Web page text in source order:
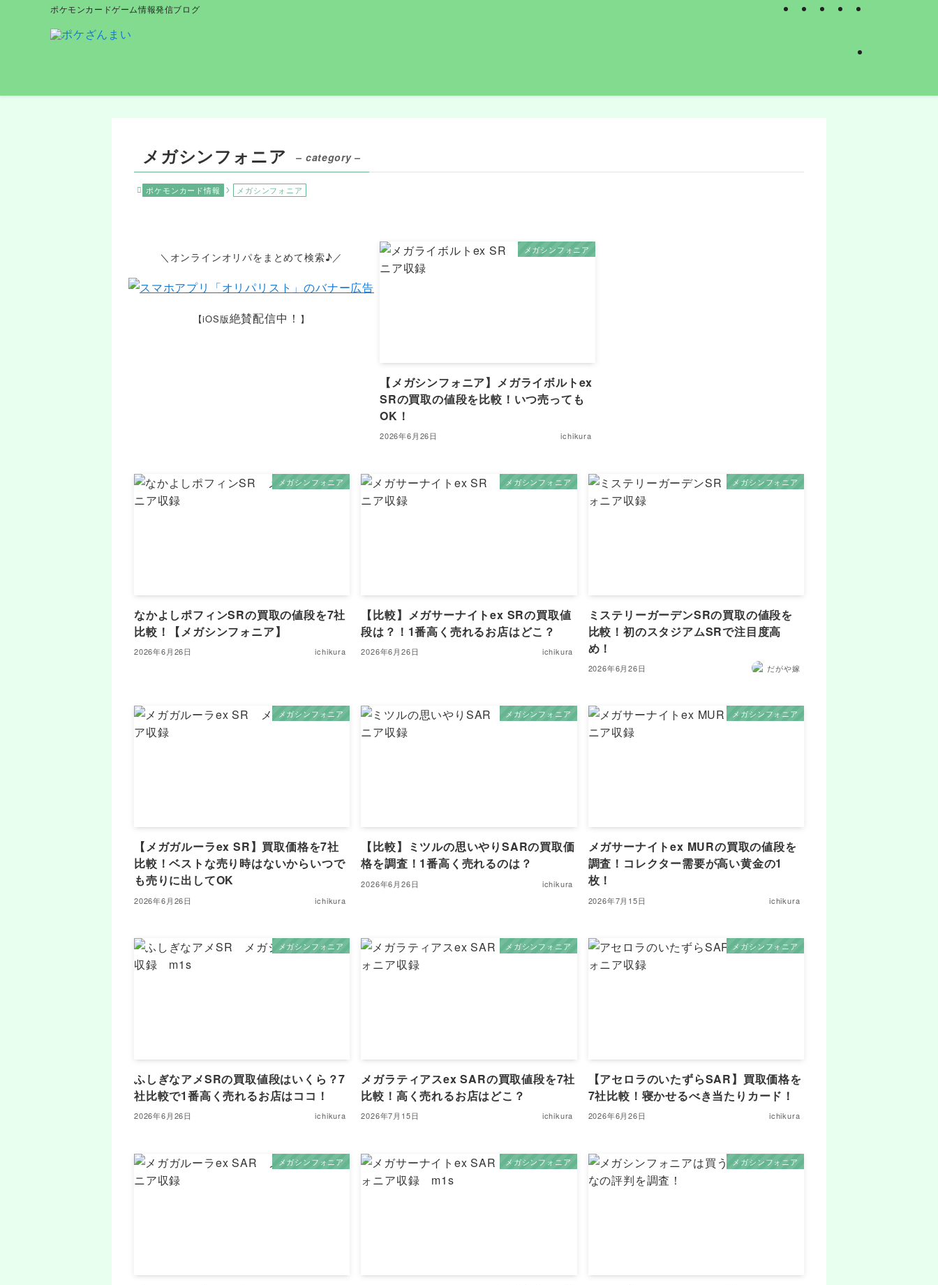
ポケモンカードゲーム情報発信ブログ
メガシンフォニア – category –
ポケモンカード情報 メガシンフォニア
＼オンラインオリパをまとめて検索♪／
【iOS版絶賛配信中！ 】
メガシンフォニア
【メガシンフォニア】メガライボルトex
SRの買取の値段を比較！いつ売っても
OK！
2026年6月26日 ichikura
メガシンフォニア
なかよしポフィンSRの買取の値段を7社
比較！【メガシンフォニア】
2026年6月26日 ichikura
メガシンフォニア
【比較】メガサーナイトex SRの買取値
段は？！1番高く売れるお店はどこ？
2026年6月26日 ichikura
メガシンフォニア
ミステリーガーデンSRの買取の値段を
比較！初のスタジアムSRで注目度高
め！
2026年6月26日 だがや嫁
メガシンフォニア
【メガガルーラex SR】買取価格を7社
比較！ベストな売り時はないからいつで
も売りに出してOK
2026年6月26日 ichikura
メガシンフォニア
【比較】ミツルの思いやりSARの買取価
格を調査！1番高く売れるのは？
2026年6月26日 ichikura
メガシンフォニア
メガサーナイトex MURの買取の値段を
調査！コレクター需要が高い黄金の1
枚！
2026年7月15日 ichikura
メガシンフォニア
ふしぎなアメSRの買取値段はいくら？7
社比較で1番高く売れるお店はココ！
2026年6月26日 ichikura
メガシンフォニア
メガラティアスex SARの買取値段を7社
比較！高く売れるお店はどこ？
2026年7月15日 ichikura
メガシンフォニア
【アセロラのいたずらSAR】買取価格を
7社比較！寝かせるべき当たりカード！
2026年6月26日 ichikura
メガシンフォニア メガシンフォニア メガシンフォニア